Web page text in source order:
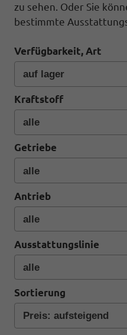
zu sehen. Oder Sie
bestimmte
Verfügbarkeit, Art
Kraftstoff
Getriebe
Antrieb
Ausstattungslinie
Sortierung